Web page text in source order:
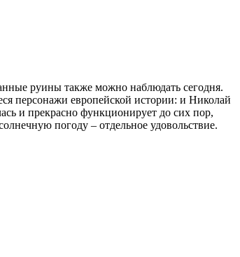
руины также можно наблюдать сегодня.
персонажи европейской истории: и Николай
и прекрасно функционирует до сих пор,
погоду – отдельное удовольствие.